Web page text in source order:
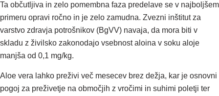
Ta občutljiva in zelo pomembna faza predelave se v najboljšem
primeru opravi ročno in je zelo zamudna. Zvezni inštitut za
varstvo zdravja potrošnikov (BgVV) navaja, da mora biti v
skladu z živilsko zakonodajo vsebnost aloina v soku aloje
manjša od 0,1 mg/kg.
Aloe vera lahko preživi več mesecev brez dežja, kar je osnovni
pogoj za preživetje na območjih z vročimi in suhimi poletji ter